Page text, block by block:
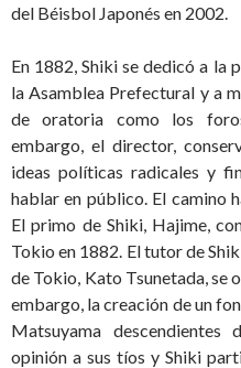
del Béisbol Japonés en 2002.
En 1882, Shiki se dedicó a la
la Asamblea Prefectural y a
de oratoria como los
embargo, el director,
ideas políticas radicales y
hablar en público. El camino
El primo de Shiki, Hajime,
Tokio en 1882. El tutor de
de Tokio, Kato Tsunetada, se
embargo, la creación de un
Matsuyama
opinión a sus tíos y Shiki